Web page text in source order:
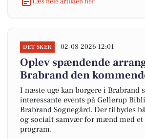
DET SKER 02-08-2026 12:01
Oplev spændende
Brabrand den
I næste uge kan borgere i Brabrand
interessante events på Gellerup
Brabrand Sognegård. Der tilbydes
og socialt samvær for mænd med
program.